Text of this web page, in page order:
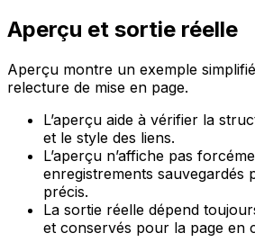
Aperçu et sortie réelle
Aperçu montre un exemple
relecture de mise en page.
L’aperçu aide à vérifier la
et le style des liens.
L’aperçu n’affiche pas
enregistrements sauvegardés
précis.
La sortie réelle dépend
et conservés pour la page en